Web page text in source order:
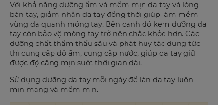
Với khả năng dưỡng ẩm và mềm mịn da tay và lòng
bàn tay, giảm nhăn da tay đồng thời giúp làm mềm
vùng da quanh móng tay. Bên cạnh đó kem dưỡng da
tay còn bảo vệ móng tay trở nên chắc khỏe hơn. Các
dưỡng chất thẩm thấu sâu và phát huy tác dụng tức
thì cung cấp độ ẩm, cung cấp nước, giúp da tay giữ
được độ căng mịn suốt thời gian dài.
Sử dụng dưỡng da tay mỗi ngày để làn da tay luôn
mịn màng và mềm mịn.